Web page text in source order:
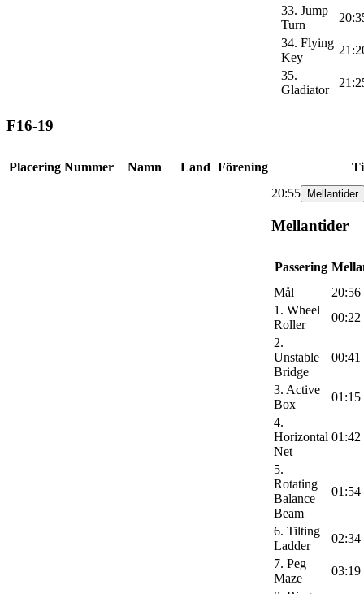
33. Jump
Turn
34. Flying
Key
35.
Gladiator
F16-19
Placering Nummer Namn Land Förening
20:55 Mellantider
Mellantider
Passering
Mål
20:56
1. Wheel
Roller
00:22
2.
Unstable
Bridge
00:41
3. Active
Box
01:15
4.
Horizontal
Net
01:42
5.
Rotating
Balance
Beam
01:54
6. Tilting
Ladder
02:34
7. Peg
Maze
03:19